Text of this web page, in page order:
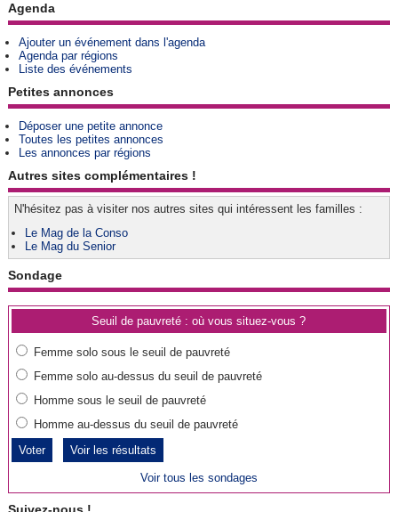
Agenda
Ajouter un événement dans l'agenda
Agenda par régions
Liste des événements
Petites annonces
Déposer une petite annonce
Toutes les petites annonces
Les annonces par régions
Autres sites complémentaires !
N'hésitez pas à visiter nos autres sites qui intéressent les familles :
Le Mag de la Conso
Le Mag du Senior
Sondage
Seuil de pauvreté : où vous situez-vous ?
Femme solo sous le seuil de pauvreté
Femme solo au-dessus du seuil de pauvreté
Homme sous le seuil de pauvreté
Homme au-dessus du seuil de pauvreté
Voir les résultats
Voir tous les sondages